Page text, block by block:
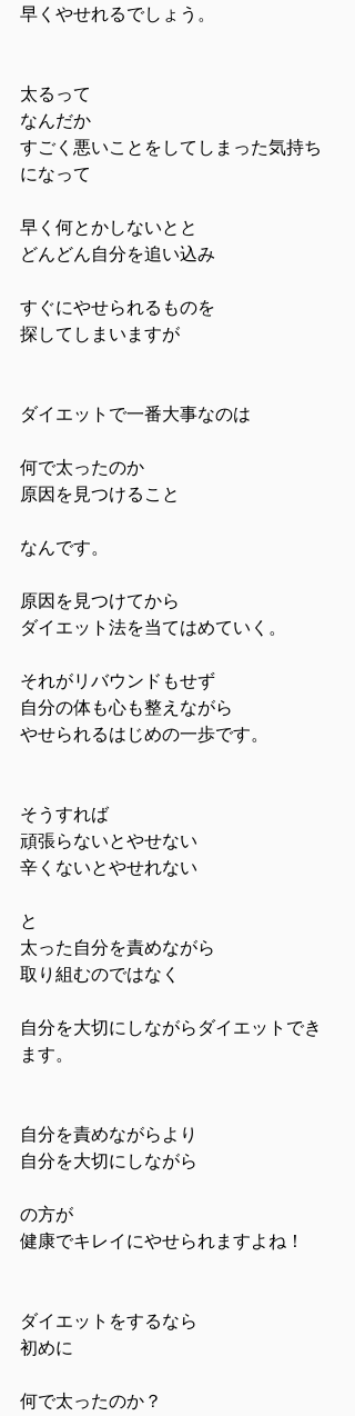
早くやせれるでしょう。
太るって
なんだか
すごく悪いことをしてしまった気持ち
になって
早く何とかしないとと
どんどん自分を追い込み
すぐにやせられるものを
探してしまいますが
ダイエットで一番大事なのは
何で太ったのか
原因を見つけること
なんです。
原因を見つけてから
ダイエット法を当てはめていく。
それがリバウンドもせず
自分の体も心も整えながら
やせられるはじめの一歩です。
そうすれば
頑張らないとやせない
辛くないとやせれない
と
太った自分を責めながら
取り組むのではなく
自分を大切にしながらダイエットでき
ます。
自分を責めながらより
自分を大切にしながら
の方が
健康でキレイにやせられますよね！
ダイエットをするなら
初めに
何で太ったのか？